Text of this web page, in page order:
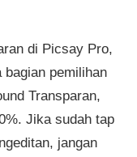
di Picsay Pro,
pemilihan
Transparan,
Jika sudah tap
jangan